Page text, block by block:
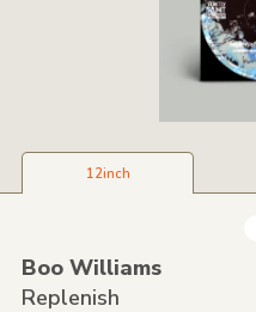
12inch
Boo Williams
Replenish